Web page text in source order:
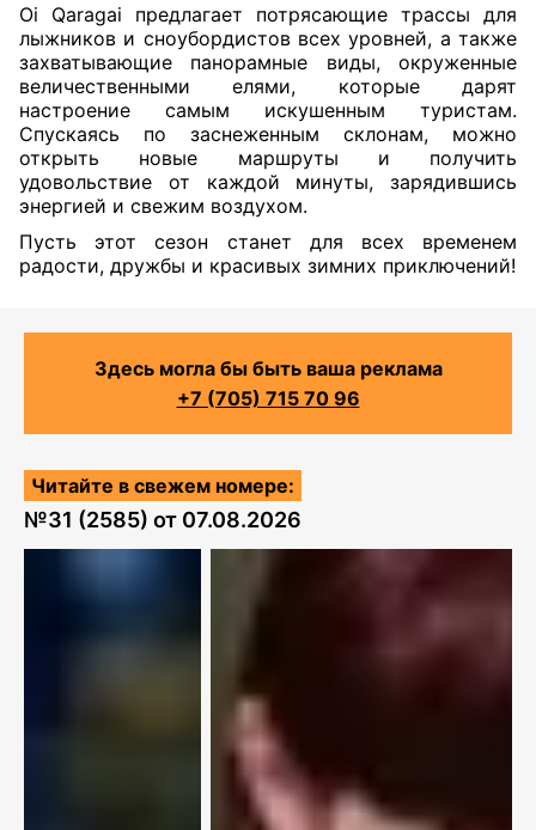
Oi Qaragai предлагает потрясающие трассы для
лыжников и сноубордистов всех уровней, а также
захватывающие панорамные виды, окруженные
величественными елями, которые дарят
настроение самым искушенным туристам.
Спускаясь по заснеженным склонам, можно
открыть новые маршруты и получить
удовольствие от каждой минуты, зарядившись
энергией и свежим воздухом.
Пусть этот сезон станет для всех временем
радости, дружбы и красивых зимних приключений!
Здесь могла бы быть ваша реклама
+7 (705) 715 70 96
Читайте в свежем номере:
№31 (2585) от 07.08.2026